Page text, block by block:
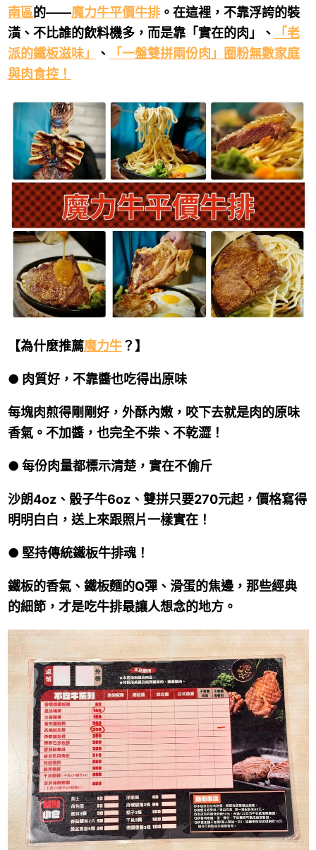
南區的——魔力牛平價牛排。在這裡，不靠浮誇的裝
潢、不比誰的飲料機多，而是靠「實在的肉」、
「老
派的鐵板滋味」
、
「一盤雙拼兩份肉」圈粉無數家庭
與肉食控！
【為什麼推薦魔力牛？】
● 肉質好，不靠醬也吃得出原味
每塊肉煎得剛剛好，外酥內嫩，咬下去就是肉的原味
香氣。不加醬，也完全不柴、不乾澀！
● 每份肉量都標示清楚，實在不偷斤
沙朗4oz、骰子牛6oz、雙拼只要270元起，價格寫得
明明白白，送上來跟照片一樣實在！
● 堅持傳統鐵板牛排魂！
鐵板的香氣、鐵板麵的Q彈、滑蛋的焦邊，那些經典
的細節，才是吃牛排最讓人想念的地方。